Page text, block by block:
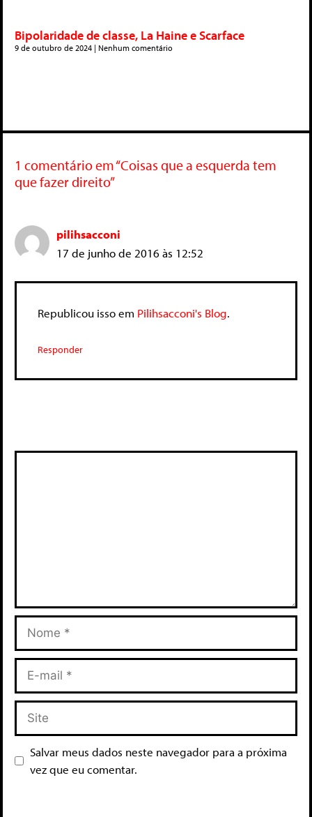
Bipolaridade de classe, La Haine e Scarface
9 de outubro de 2024 Nenhum comentário
1 comentário em “Coisas que a esquerda tem
que fazer direito”
pilihsacconi
17 de junho de 2016 às 12:52
Republicou isso em Pilihsacconi's Blog.
Responder
Salvar meus dados neste navegador para a próxima
vez que eu comentar.